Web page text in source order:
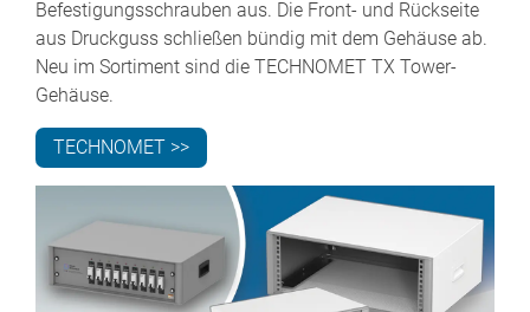
Befestigungsschrauben aus. Die Front- und Rückseite
aus Druckguss schließen bündig mit dem Gehäuse ab.
Neu im Sortiment sind die TECHNOMET TX Tower-
Gehäuse.
TECHNOMET >>